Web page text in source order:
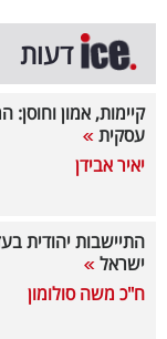
המילון
הכלכלי
פודקאסט
40
דעות
קיימות, אמון
עסקית
יאיר אבידן
התיישבות יהודית
ישראל
ח"כ משה סולומון